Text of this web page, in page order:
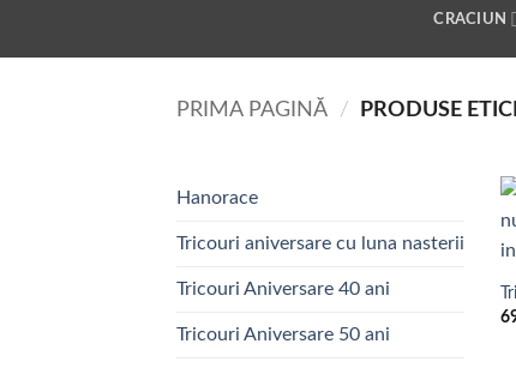
CRACIUN
PRIMA PAGINĂ / PRODUSE
Hanorace
Tricouri aniversare cu luna nasterii
Tricouri Aniversare 40 ani
Tricouri Aniversare 50 ani